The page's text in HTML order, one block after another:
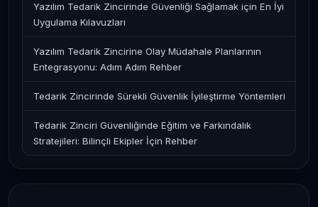
Yazılım Tedarik Zincirinde Güvenliği Sağlamak için En İyi
Uygulama Kılavuzları
Yazılım Tedarik Zincirine Olay Müdahale Planlarının
Entegrasyonu: Adım Adım Rehber
Tedarik Zincirinde Sürekli Güvenlik İyileştirme Yöntemleri
Tedarik Zinciri Güvenliğinde Eğitim ve Farkındalık
Stratejileri: Bilinçli Ekipler İçin Rehber